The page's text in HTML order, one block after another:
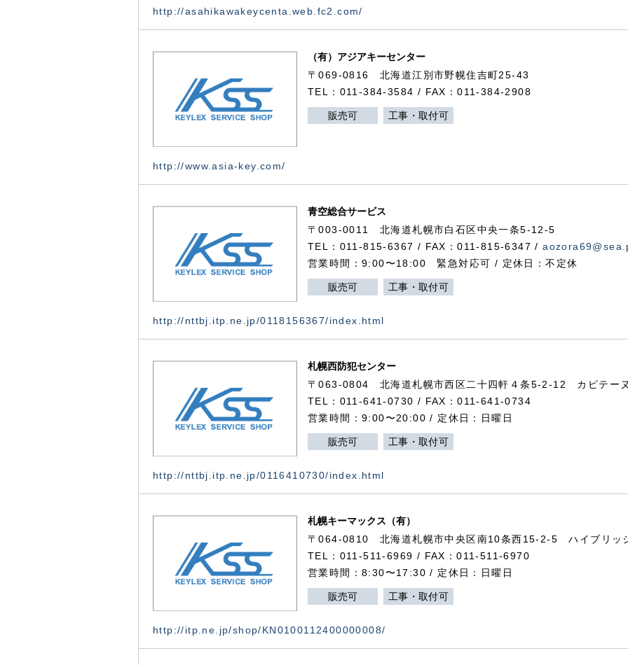
http://asahikawakeycenta.web.fc2.com/
（有）アジアキーセンター
〒069-0816 北海道江別市野幌住吉町25-43
TEL：011-384-3584 / FAX：011-384-2908
販売可 工事・取付可
http://www.asia-key.com/
青空総合サービス
〒003-0011 北海道札幌市白石区中央一条5-12-5
TEL：011-815-6367 / FAX：011-815-6347 /
営業時間：9:00〜18:00 緊急対応可 / 定休日：不定休
販売可 工事・取付可
http://nttbj.itp.ne.jp/0118156367/index.html
札幌西防犯センター
〒063-0804 北海道札幌市西区二十四軒４条5-2-12 カピテー
TEL：011-641-0730 / FAX：011-641-0734
営業時間：9:00〜20:00 / 定休日：日曜日
販売可 工事・取付可
http://nttbj.itp.ne.jp/0116410730/index.html
札幌キーマックス（有）
〒064-0810 北海道札幌市中央区南10条西15-2-5 ハイブリッ
TEL：011-511-6969 / FAX：011-511-6970
営業時間：8:30〜17:30 / 定休日：日曜日
販売可 工事・取付可
http://itp.ne.jp/shop/KN0100112400000008/